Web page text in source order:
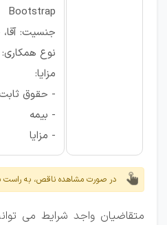
Bootstrap
جنسیت: آقا،
نوع
مزایا:
- حقوق
- بیمه
- مزایا
در صورت مشاهده ناقص، به راست
متقاضیان واجد شرایط می